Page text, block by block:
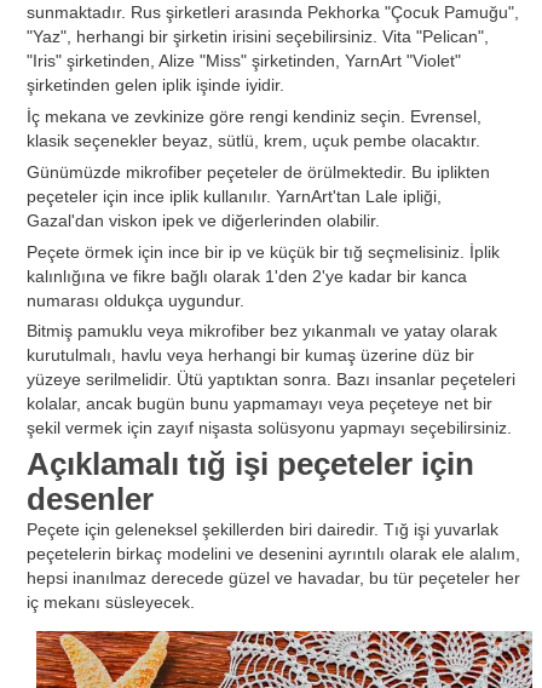
sunmaktadır. Rus şirketleri arasında Pekhorka "Çocuk Pamuğu",
"Yaz", herhangi bir şirketin irisini seçebilirsiniz. Vita "Pelican",
"Iris" şirketinden, Alize "Miss" şirketinden, YarnArt "Violet"
şirketinden gelen iplik işinde iyidir.
İç mekana ve zevkinize göre rengi kendiniz seçin. Evrensel,
klasik seçenekler beyaz, sütlü, krem, uçuk pembe olacaktır.
Günümüzde mikrofiber peçeteler de örülmektedir. Bu iplikten
peçeteler için ince iplik kullanılır. YarnArt'tan Lale ipliği,
Gazal'dan viskon ipek ve diğerlerinden olabilir.
Peçete örmek için ince bir ip ve küçük bir tığ seçmelisiniz. İplik
kalınlığına ve fikre bağlı olarak 1'den 2'ye kadar bir kanca
numarası oldukça uygundur.
Bitmiş pamuklu veya mikrofiber bez yıkanmalı ve yatay olarak
kurutulmalı, havlu veya herhangi bir kumaş üzerine düz bir
yüzeye serilmelidir. Ütü yaptıktan sonra. Bazı insanlar peçeteleri
kolalar, ancak bugün bunu yapmamayı veya peçeteye net bir
şekil vermek için zayıf nişasta solüsyonu yapmayı seçebilirsiniz.
Açıklamalı tığ işi peçeteler için
desenler
Peçete için geleneksel şekillerden biri dairedir. Tığ işi yuvarlak
peçetelerin birkaç modelini ve desenini ayrıntılı olarak ele alalım,
hepsi inanılmaz derecede güzel ve havadar, bu tür peçeteler her
iç mekanı süsleyecek.